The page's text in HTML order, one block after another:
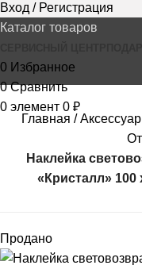
Вход / Регистрация
Каталог товаров
0 Избранное
0 Сравнить
0 элемент 0 ₽
Главная
Наклейка
«Кристалл»
Продано